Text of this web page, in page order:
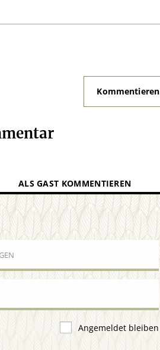
Kommentieren
ALS GAST KOMMENTIEREN
Angemeldet bleiben